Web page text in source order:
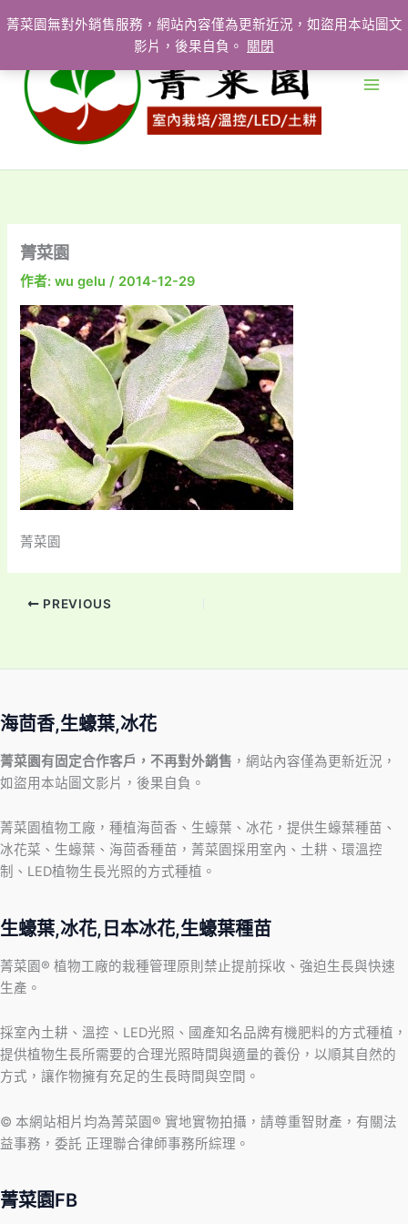
菁菜園無對外銷售服務，網站內容僅為更新近況，如盜用本站圖文
影片，後果自負。
關閉
至
要
菁菜園
作者:wu gelu/ 2014-12-29
菁菜園
PREVIOUS
海茴香,生蠔葉,冰花
菁菜園有固定合作客戶，不再對外銷售 ，網站內容僅為更新近況，
如盜用本站圖文影片，後果自負。
菁菜園植物工廠，種植海茴香、生蠔葉、冰花，提供生蠔葉種苗、
冰花菜、生蠔葉、海茴香種苗，菁菜園採用室內、土耕、環溫控
制、LED植物生長光照的方式種植。
生蠔葉,冰花,日本冰花,生蠔葉種苗
菁菜園® 植物工廠的栽種管理原則禁止提前採收、強迫生長與快速
生產。
採室內土耕、溫控、LED光照、國產知名品牌有機肥料的方式種植，
提供植物生長所需要的合理光照時間與適量的養份，以順其自然的
方式，讓作物擁有充足的生長時間與空間。
© 本網站相片均為菁菜園® 實地實物拍攝，請尊重智財產，有關法
益事務，委託 正理聯合律師事務所綜理。
菁菜園FB